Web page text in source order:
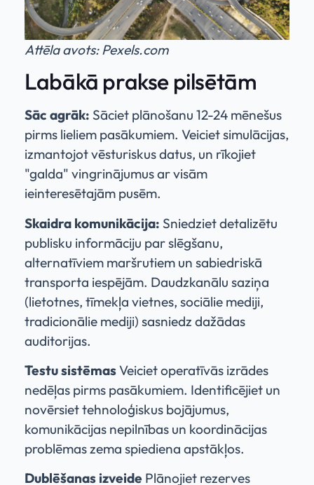
Attēla avots: Pexels.com
Labākā prakse pilsētām
Sāc agrāk: Sāciet plānošanu 12-24 mēnešus
pirms lieliem pasākumiem. Veiciet simulācijas,
izmantojot vēsturiskus datus, un rīkojiet
"galda" vingrinājumus ar visām
ieinteresētajām pusēm.
Skaidra komunikācija: Sniedziet detalizētu
publisku informāciju par slēgšanu,
alternatīviem maršrutiem un sabiedriskā
transporta iespējām. Daudzkanālu saziņa
(lietotnes, tīmekļa vietnes, sociālie mediji,
tradicionālie mediji) sasniedz dažādas
auditorijas.
Testu sistēmas Veiciet operatīvās izrādes
nedēļas pirms pasākumiem. Identificējiet un
novērsiet tehnoloģiskus bojājumus,
komunikācijas nepilnības un koordinācijas
problēmas zema spiediena apstākļos.
Dublēšanas izveide Plānojiet rezerves